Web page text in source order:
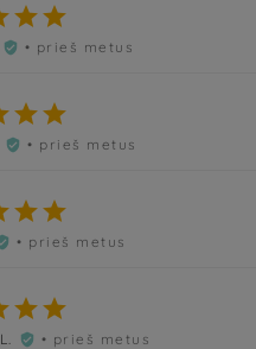

 • prieš metus

 • prieš metus

• prieš metus

 • prieš metus